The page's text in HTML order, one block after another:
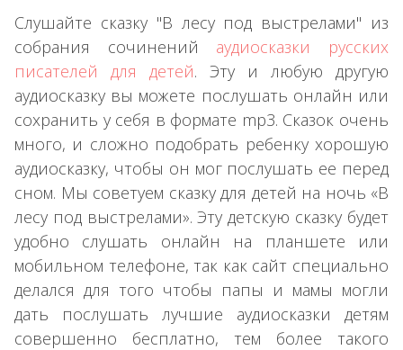
Слушайте сказку "В лесу под выстрелами" из
собрания сочинений аудиосказки русских
писателей для детей. Эту и любую другую
аудиосказку вы можете послушать онлайн или
сохранить у себя в формате mp3. Сказок очень
много, и сложно подобрать ребенку хорошую
аудиосказку, чтобы он мог послушать ее перед
сном. Мы советуем сказку для детей на ночь «В
лесу под выстрелами». Эту детскую сказку будет
удобно слушать онлайн на планшете или
мобильном телефоне, так как сайт специально
делался для того чтобы папы и мамы могли
дать послушать лучшие аудиосказки детям
совершенно бесплатно, тем более такого